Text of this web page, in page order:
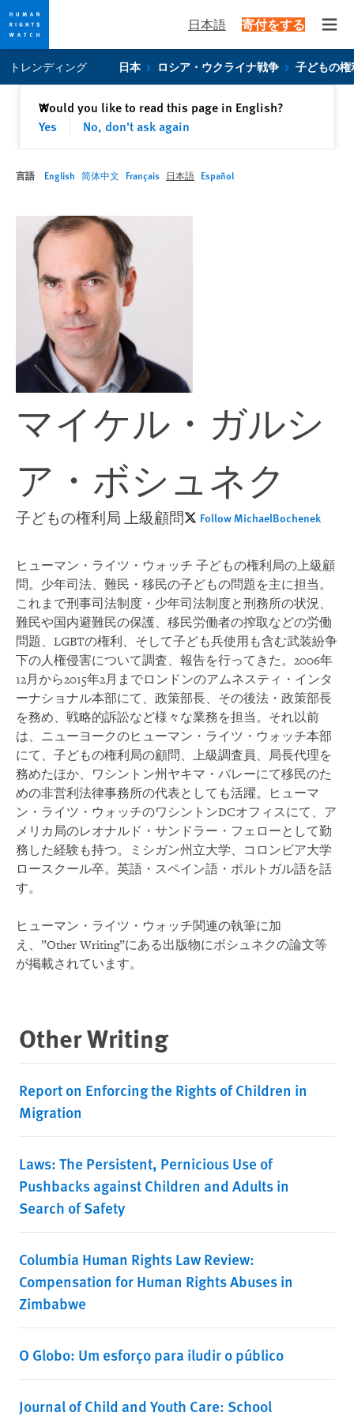
privacy
content
日本語 寄付をする
トレンディング 日本 ロシア・ウクライナ戦争 子どもの権
Would you like to read this page in English?
Yes
No, don't ask again
✕閉じる
言語 English 简体中文 Français 日本語 Español
マイケル・ガルシ
ア・ボシュネク
子どもの権利局 上級顧問 Follow MichaelBochenek
ヒューマン・ライツ・ウォッチ 子どもの権利局の上級顧
問。少年司法、難民・移民の子どもの問題を主に担当。
これまで刑事司法制度・少年司法制度と刑務所の状況、
難民や国内避難民の保護、移民労働者の搾取などの労働
問題、LGBTの権利、そして子ども兵使用も含む武装紛争
下の人権侵害について調査、報告を行ってきた。2006年
12月から2015年2月までロンドンのアムネスティ・インタ
ーナショナル本部にて、政策部長、その後法・政策部長
を務め、戦略的訴訟など様々な業務を担当。それ以前
は、ニューヨークのヒューマン・ライツ・ウォッチ本部
にて、子どもの権利局の顧問、上級調査員、局長代理を
務めたほか、ワシントン州ヤキマ・バレーにて移民のた
めの非営利法律事務所の代表としても活躍。ヒューマ
ン・ライツ・ウォッチのワシントンDCオフィスにて、ア
メリカ局のレオナルド・サンドラー・フェローとして勤
務した経験も持つ。ミシガン州立大学、コロンビア大学
ロースクール卒。英語・スペイン語・ポルトガル語を話
す。
ヒューマン・ライツ・ウォッチ関連の執筆に加
え、”Other Writing”にある出版物にボシュネクの論文等
が掲載されています。
Other Writing
Report on Enforcing the Rights of Children in
Migration
Laws: The Persistent, Pernicious Use of
Pushbacks against Children and Adults in
Search of Safety
Columbia Human Rights Law Review:
Compensation for Human Rights Abuses in
Zimbabwe
O Globo: Um esforço para iludir o público
Journal of Child and Youth Care: School